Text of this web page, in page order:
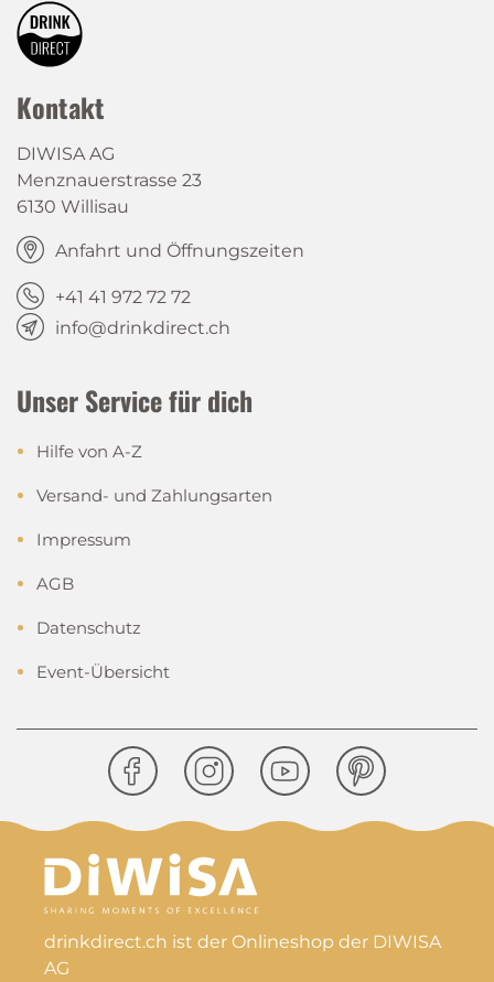
Kontakt
DIWISA AG
Menznauerstrasse 23
6130 Willisau
Anfahrt und Öffnungszeiten
+41 41 972 72 72
info@drinkdirect.ch
Unser Service für dich
Hilfe von A-Z
Versand- und Zahlungsarten
Impressum
AGB
Datenschutz
Event-Übersicht
drinkdirect.ch ist der Onlineshop der DIWISA
AG